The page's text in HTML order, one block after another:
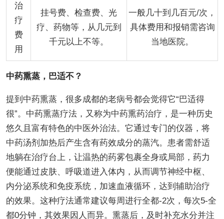
治
疗
费
用
挂号费、检查费、光
疗、药物等，从几元到
千元以上不等。
一般几十到几百元/次，
具体费用和报销需咨询
当地医院。
中药熏蒸，巴适不？
提到中药熏蒸，很多成都的老病号都会觉得它“巴适得
很”。中药熏蒸疗法，又称为中药熏药治疗，是一种历史
悠久且富有特色的中医外治法。它通过专门的仪器，将
中药汤剂加热后产生含有药效成分的蒸汽。患者需舒适
地躺在治疗台上，让温热的药雾包裹全身或局部，药力
便能通过皮肤、呼吸道进入体内，从而调节神经中枢、
内分泌系统和免疫系统，加速血液循环，达到辅助治疗
的效果。这种疗法通常建议每周进行全都-2次，每次5-全
都0分钟，其效果因人而异。熏蒸后，及时补充水分并注